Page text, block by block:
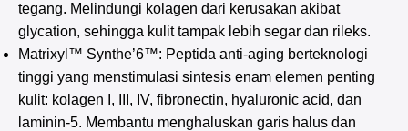
tegang. Melindungi kolagen dari kerusakan akibat
glycation, sehingga kulit tampak lebih segar dan rileks.
Matrixyl™ Synthe’6™: Peptida anti-aging berteknologi
tinggi yang menstimulasi sintesis enam elemen penting
kulit: kolagen I, III, IV, fibronectin, hyaluronic acid, dan
laminin-5. Membantu menghaluskan garis halus dan